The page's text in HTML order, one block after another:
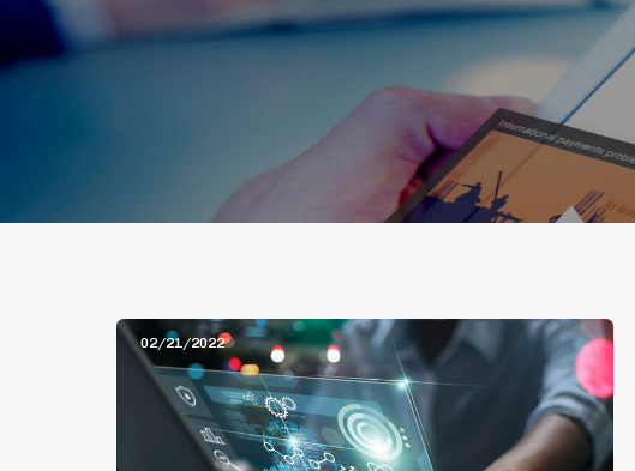
02/21/2022